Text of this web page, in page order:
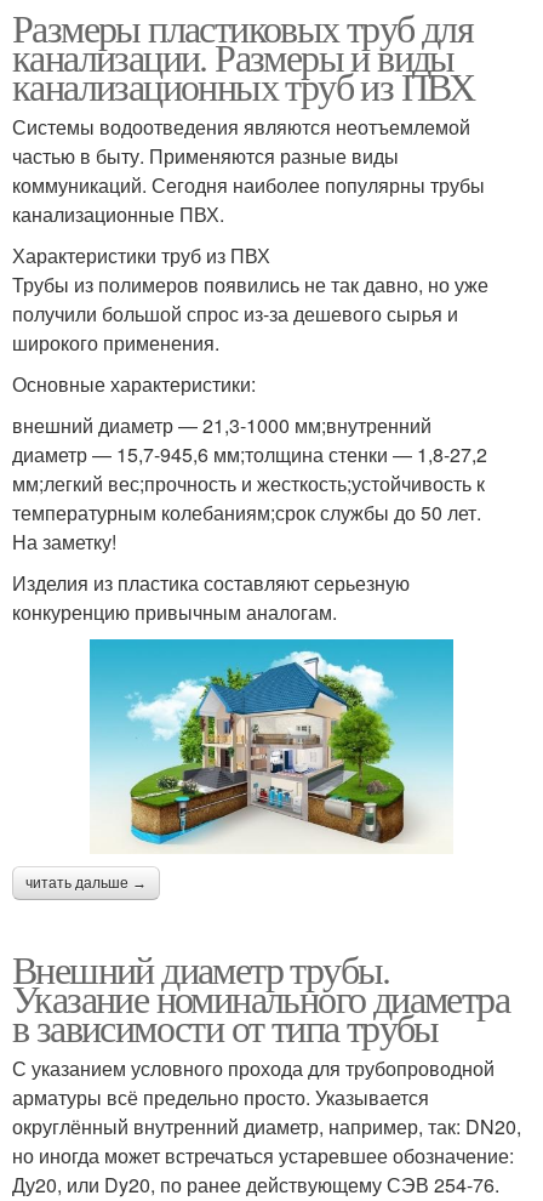
Размеры пластиковых труб для
канализации. Размеры и виды
канализационных труб из ПВХ
Системы водоотведения являются неотъемлемой
частью в быту. Применяются разные виды
коммуникаций. Сегодня наиболее популярны трубы
канализационные ПВХ.
Характеристики труб из ПВХ
Трубы из полимеров появились не так давно, но уже
получили большой спрос из-за дешевого сырья и
широкого применения.
Основные характеристики:
внешний диаметр — 21,3-1000 мм;внутренний
диаметр — 15,7-945,6 мм;толщина стенки — 1,8-27,2
мм;легкий вес;прочность и жесткость;устойчивость к
температурным колебаниям;срок службы до 50 лет.
На заметку!
Изделия из пластика составляют серьезную
конкуренцию привычным аналогам.
читать дальше →
Внешний диаметр трубы.
Указание номинального диаметра
в зависимости от типа трубы
С указанием условного прохода для трубопроводной
арматуры всё предельно просто. Указывается
округлённый внутренний диаметр, например, так: DN20,
но иногда может встречаться устаревшее обозначение:
Ду20, или Dy20, по ранее действующему СЭВ 254-76.